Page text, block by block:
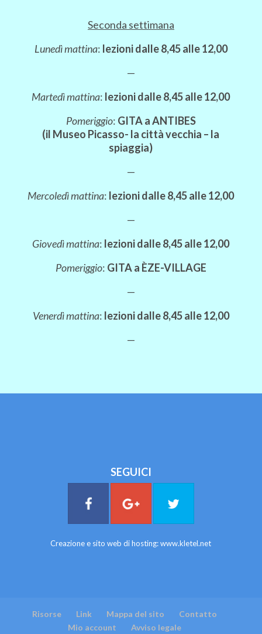
Seconda settimana
Lunedì mattina: lezioni dalle 8,45 alle 12,00
—
Martedì mattina: lezioni dalle 8,45 alle 12,00
Pomeriggio: GITA a ANTIBES
(il Museo Picasso- la città vecchia – la
spiaggia)
—
Mercoledì mattina: lezioni dalle 8,45 alle 12,00
—
Giovedì mattina: lezioni dalle 8,45 alle 12,00
Pomeriggio: GITA a ÈZE-VILLAGE
—
Venerdì mattina: lezioni dalle 8,45 alle 12,00
—
SEGUICI
Creazione e sito web di hosting:www.kletel.net
Risorse Link Mappa del sito
Contatto
Mio account
Avviso legale